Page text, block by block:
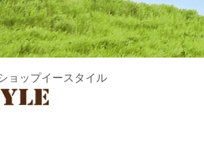
ョップイースタイル